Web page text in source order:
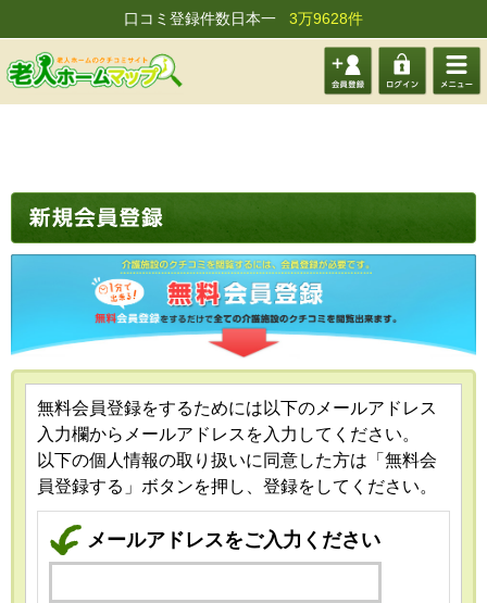
口コミ登録件数日本一 3万9628件
会員登 ログイ メニュ
無料会員登録をするためには以下のメールアドレス
入力欄からメールアドレスを入力してください。
以下の個人情報の取り扱いに同意した方は「無料会
員登録する」ボタンを押し、登録をしてください。
メールアドレスをご入力ください